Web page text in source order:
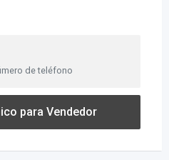
de teléfono
para Vendedor